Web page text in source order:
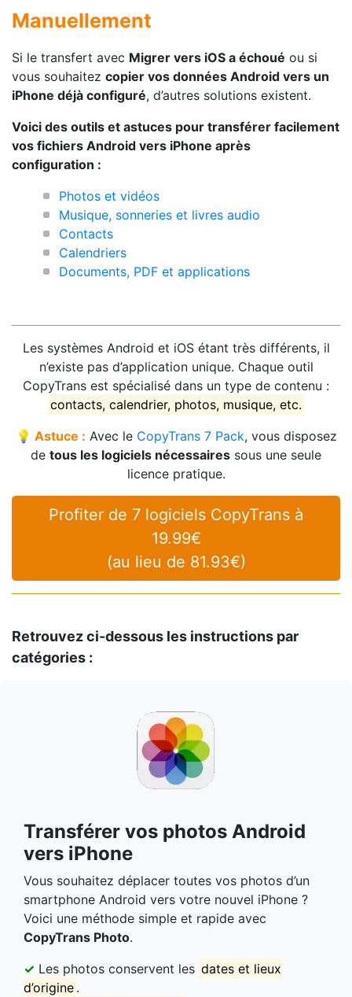
Manuellement
Si le transfert avec Migrer vers iOS a échoué ou si
vous souhaitez copier vos données Android vers un
iPhone déjà configuré, d’autres solutions existent.
Voici des outils et astuces pour transférer facilement
vos fichiers Android vers iPhone après
configuration :
Photos et vidéos
Musique, sonneries et livres audio
Contacts
Calendriers
Documents, PDF et applications
Les systèmes Android et iOS étant très différents, il
n’existe pas d’application unique. Chaque outil
CopyTrans est spécialisé dans un type de contenu :
contacts, calendrier, photos, musique, etc.
💡 Astuce : Avec le CopyTrans 7 Pack, vous disposez
de tous les logiciels nécessaires sous une seule
licence pratique.
Profiter de 7 logiciels CopyTrans à
19.99€
(au lieu de 81.93€)
Retrouvez ci-dessous les instructions par
catégories :
Transférer vos photos Android
vers iPhone
Vous souhaitez déplacer toutes vos photos d’un
smartphone Android vers votre nouvel iPhone ?
Voici une méthode simple et rapide avec
CopyTrans Photo.
✓ Les photos conservent les dates et lieux
d’origine .